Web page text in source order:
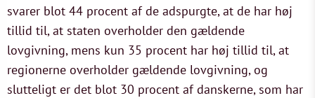
svarer blot 44 procent af de adspurgte, at de har høj
tillid til, at staten overholder den gældende
lovgivning, mens kun 35 procent har høj tillid til, at
regionerne overholder gældende lovgivning, og
slutteligt er det blot 30 procent af danskerne, som har